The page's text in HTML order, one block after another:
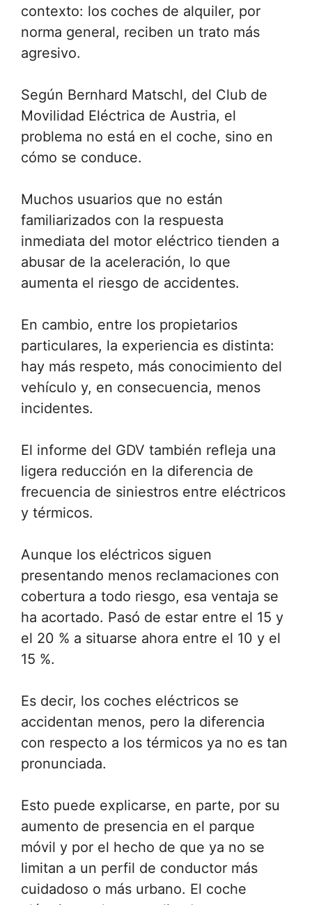
contexto: los coches de alquiler, por
norma general, reciben un trato más
agresivo.
Según Bernhard Matschl, del Club de
Movilidad Eléctrica de Austria, el
problema no está en el coche, sino en
cómo se conduce.
Muchos usuarios que no están
familiarizados con la respuesta
inmediata del motor eléctrico tienden a
abusar de la aceleración, lo que
aumenta el riesgo de accidentes.
En cambio, entre los propietarios
particulares, la experiencia es distinta:
hay más respeto, más conocimiento del
vehículo y, en consecuencia, menos
incidentes.
El informe del GDV también refleja una
ligera reducción en la diferencia de
frecuencia de siniestros entre eléctricos
y térmicos.
Aunque los eléctricos siguen
presentando menos reclamaciones con
cobertura a todo riesgo, esa ventaja se
ha acortado. Pasó de estar entre el 15 y
el 20 % a situarse ahora entre el 10 y el
15 %.
Es decir, los coches eléctricos se
accidentan menos, pero la diferencia
con respecto a los térmicos ya no es tan
pronunciada.
Esto puede explicarse, en parte, por su
aumento de presencia en el parque
móvil y por el hecho de que ya no se
limitan a un perfil de conductor más
cuidadoso o más urbano. El coche